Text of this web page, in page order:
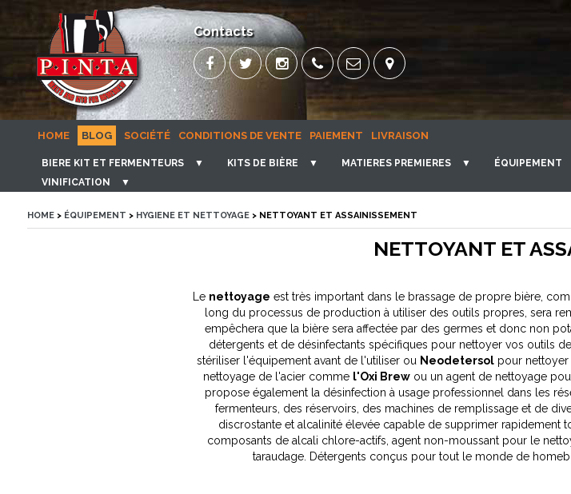
Contacts
HOME BLOG SOCIÉTÉ CONDITIONS DE VENTE PAIEMENT LIVRAISON
BIERE KIT ET FERMENTEURS ▼ KITS DE BIÈRE ▼ MATIERES PREMIERES ▼ ÉQUIPEMENT
VINIFICATION
▼
HOME> ÉQUIPEMENT > HYGIENE ET NETTOYAGE> NETTOYANT ET ASSAINISSEMENT
NETTOYANT ET
Le nettoyage est très important dans le brassage de propre bière,
long du processus de production à utiliser des outils propres, sera
empêchera que la bière sera affectée par des germes et donc non
détergents et de désinfectants spécifiques pour nettoyer vos outils
stériliser l'équipement avant de l'utiliser ou Neodetersolpour nettoyer
nettoyage de l'acier comme l'Oxi Brewou un agent de nettoyage
propose également la désinfection à usage professionnel dans les
fermenteurs, des réservoirs, des machines de remplissage et de
discrostante et alcalinité élevée capable de supprimer rapidement
composants de alcali chlore-actifs, agent non-moussant pour le
taraudage. Détergents conçus pour tout le monde de